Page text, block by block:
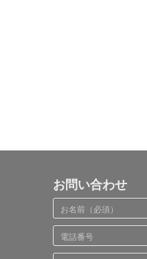
お問い合わせ